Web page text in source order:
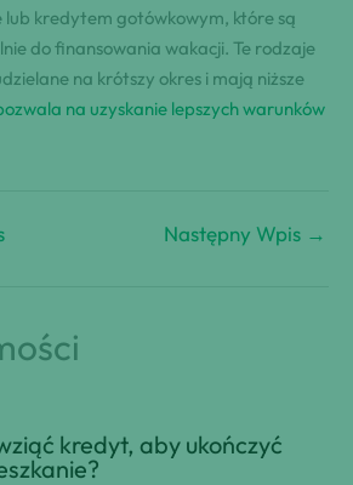
lub kredytem gotówkowym, które są
do finansowania wakacji. Te rodzaje
na krótszy okres i mają niższe
na uzyskanie lepszych warunków
Następny Wpis →
kredyt, aby ukończyć